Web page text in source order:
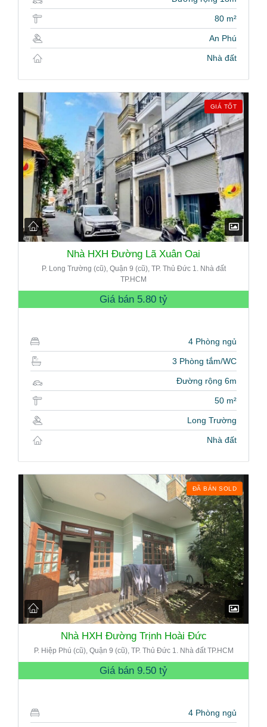
80 m²
An Phú
Nhà đất
GIÁ TỐT
Nhà HXH Đường Lã Xuân Oai
P. Long Trường (cũ), Quận 9 (cũ), TP. Thủ Đức 1. Nhà đất
TP.HCM
Giá bán 5.80 tỷ
4 Phòng ngủ
3 Phòng tắm/WC
Đường rộng 6m
50 m²
Long Trường
Nhà đất
ĐÃ BÁN SOLD
Nhà HXH Đường Trịnh Hoài Đức
P. Hiệp Phú (cũ), Quận 9 (cũ), TP. Thủ Đức 1. Nhà đất TP.HCM
Giá bán 9.50 tỷ
4 Phòng ngủ